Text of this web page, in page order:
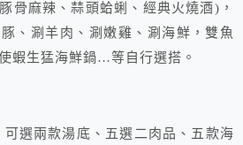
骨麻辣、蒜頭蛤蜊、經典火燒酒)，
、涮羊肉、涮嫩雞、涮海鮮，雙魚
蝦生猛海鮮鍋…等自行選搭。
選兩款湯底、五選二肉品、五款海